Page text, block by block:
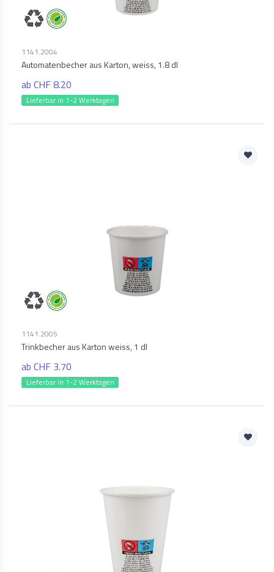
1141.2004
Automatenbecher aus Karton, weiss, 1.8 dl
ab CHF 8.20
Lieferbar in 1-2 Werktagen
1141.2005
Trinkbecher aus Karton weiss, 1 dl
ab CHF 3.70
Lieferbar in 1-2 Werktagen